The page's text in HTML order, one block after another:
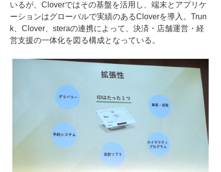
いるが、Cloverではその基盤を活用し、端末とアプリケ
ーションはグローバルで実績のあるCloverを導入。Trun
k、Clover、steraの連携によって、決済・店舗運営・経
営支援の一体化を図る構成となっている。